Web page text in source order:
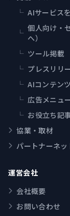
└ AIサービス
└ 個人向け・
へ）
└ ツール掲載
└ プレスリリ
└ AIコンテン
└ 広告メニュ
└ お役立ち記
協業・取材
パートナーネッ
運営会社
会社概要
お問い合わせ